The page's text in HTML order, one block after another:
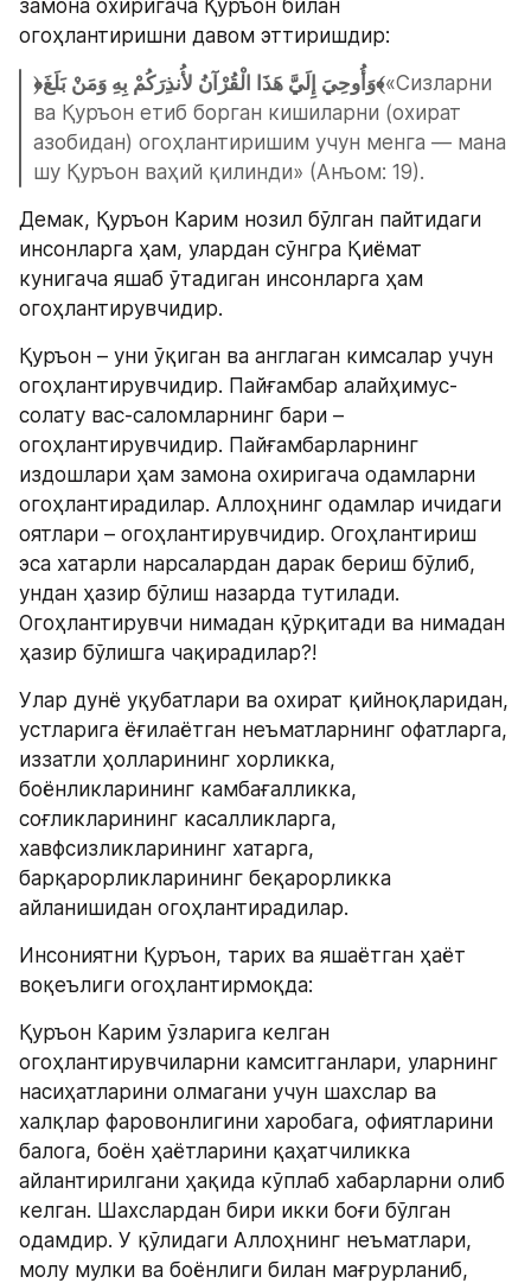
замона охиригача Қуръон билан
огоҳлантиришни давом эттиришдир:
﴿وَأُوحِيَ إِلَيَّ هَذَا الْقُرْآنُ لأُنذِرَكُمْ بِهِ وَمَنْ بَلَغَ﴾«Сизларни
ва Қуръон етиб борган кишиларни (охират
азобидан) огоҳлантиришим учун менга — мана
шу Қуръон ваҳий қилинди» (Анъом: 19).
Демак, Қуръон Карим нозил бўлган пайтидаги
инсонларга ҳам, улардан сўнгра Қиёмат
кунигача яшаб ўтадиган инсонларга ҳам
огоҳлантирувчидир.
Қуръон – уни ўқиган ва англаган кимсалар учун
огоҳлантирувчидир. Пайғамбар алайҳимус-
солату вас-саломларнинг бари –
огоҳлантирувчидир. Пайғамбарларнинг
издошлари ҳам замона охиригача одамларни
огоҳлантирадилар. Аллоҳнинг одамлар ичидаги
оятлари – огоҳлантирувчидир. Огоҳлантириш
эса хатарли нарсалардан дарак бериш бўлиб,
ундан ҳазир бўлиш назарда тутилади.
Огоҳлантирувчи нимадан қўрқитади ва нимадан
ҳазир бўлишга чақирадилар?!
Улар дунё уқубатлари ва охират қийноқларидан,
устларига ёғилаётган неъматларнинг офатларга,
иззатли ҳолларининг хорликка,
боёнликларининг камбағалликка,
соғликларининг касалликларга,
хавфсизликларининг хатарга,
барқарорликларининг беқарорликка
айланишидан огоҳлантирадилар.
Инсониятни Қуръон, тарих ва яшаётган ҳаёт
воқеълиги огоҳлантирмоқда:
Қуръон Карим ўзларига келган
огоҳлантирувчиларни камситганлари, уларнинг
насиҳатларини олмагани учун шахслар ва
халқлар фаровонлигини харобага, офиятларини
балога, боён ҳаётларини қаҳатчиликка
айлантирилгани ҳақида кўплаб хабарларни олиб
келган. Шахслардан бири икки боғи бўлган
одамдир. У қўлидаги Аллоҳнинг неъматлари,
молу мулки ва боёнлиги билан мағрурланиб,